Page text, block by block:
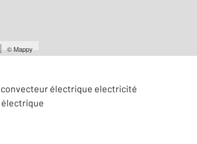
©Mappy
électrique electricité
électrique